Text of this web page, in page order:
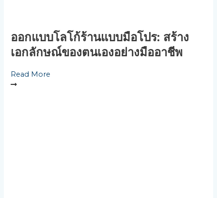
ออกแบบโลโก้ร้านแบบมือโปร: สร้าง
เอกลักษณ์ของตนเองอย่างมืออาชีพ
Read More